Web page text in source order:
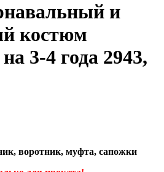
и
костюм
3-4 года 2943,
воротник, муфта, сапожки